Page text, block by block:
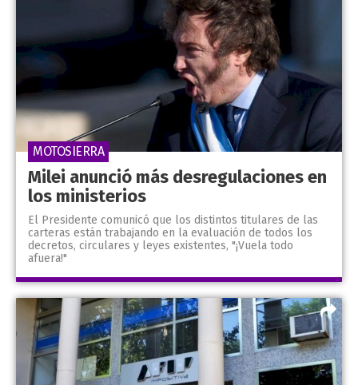
Milei anunció más desregulaciones en
los ministerios
El Presidente comunicó que los distintos titulares de las
carteras están trabajando en la evaluación de todos los
decretos, circulares y leyes existentes, "¡Vuela todo
afuera!"
MOTOSIERRA